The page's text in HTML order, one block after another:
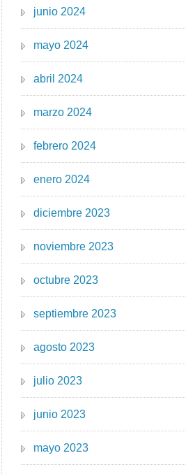
junio 2024
mayo 2024
abril 2024
marzo 2024
febrero 2024
enero 2024
diciembre 2023
noviembre 2023
octubre 2023
septiembre 2023
agosto 2023
julio 2023
junio 2023
mayo 2023